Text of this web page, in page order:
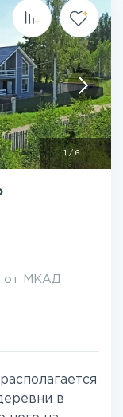
1 / 6
от МКАД
в